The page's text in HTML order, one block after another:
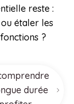
reste :
étaler les
?
durée